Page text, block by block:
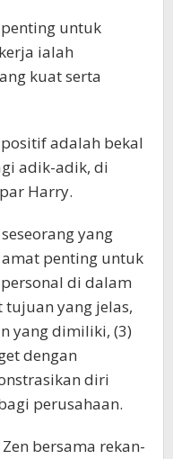
untuk
ialah
kuat serta
adalah bekal
adik-adik, di
Harry.
yang
penting untuk
di dalam
yang jelas,
yang dimiliki, (3)
dengan
diri
perusahaan.
bersama rekan-